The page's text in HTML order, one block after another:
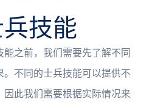
技能
之前，我们需要先了解不同
。不同的士兵技能可以提供不
因此我们需要根据实际情况来